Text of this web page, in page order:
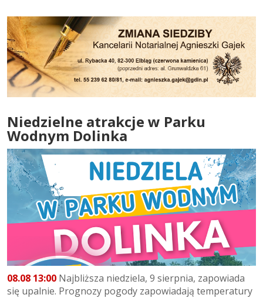
Niedzielne atrakcje w Parku
Wodnym Dolinka
08.08 13:00 Najbliższa niedziela, 9 sierpnia, zapowiada
się upalnie. Prognozy pogody zapowiadają temperatury